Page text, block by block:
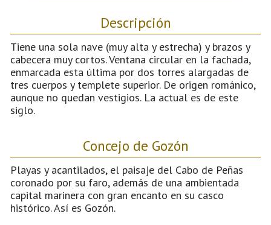
Descripción
Tiene una sola nave (muy alta y estrecha) y brazos y
cabecera muy cortos. Ventana circular en la fachada,
enmarcada esta última por dos torres alargadas de
tres cuerpos y templete superior. De origen románico,
aunque no quedan vestigios. La actual es de este
siglo.
Concejo de Gozón
Playas y acantilados, el paisaje del Cabo de Peñas
coronado por su faro, además de una ambientada
capital marinera con gran encanto en su casco
histórico. Así es Gozón.